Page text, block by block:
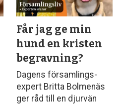
Får jag ge min
hund en kristen
begravning?
Dagens församlings­
expert Britta Bolmenäs
ger råd till en djurvän